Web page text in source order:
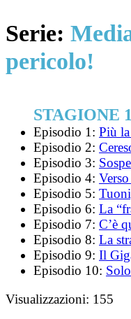
Serie:
pericolo!
STAGIONE 1
Episodio 1: Più
Episodio 2:
Episodio 3:
Episodio 4:
Episodio 5:
Episodio 6: La
Episodio 7: C’è
Episodio 8: La
Episodio 9: Il
Episodio 10:
Visualizzazioni: 155